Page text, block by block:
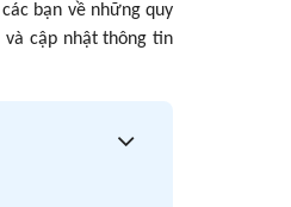
bạn về những quy
cập nhật thông tin